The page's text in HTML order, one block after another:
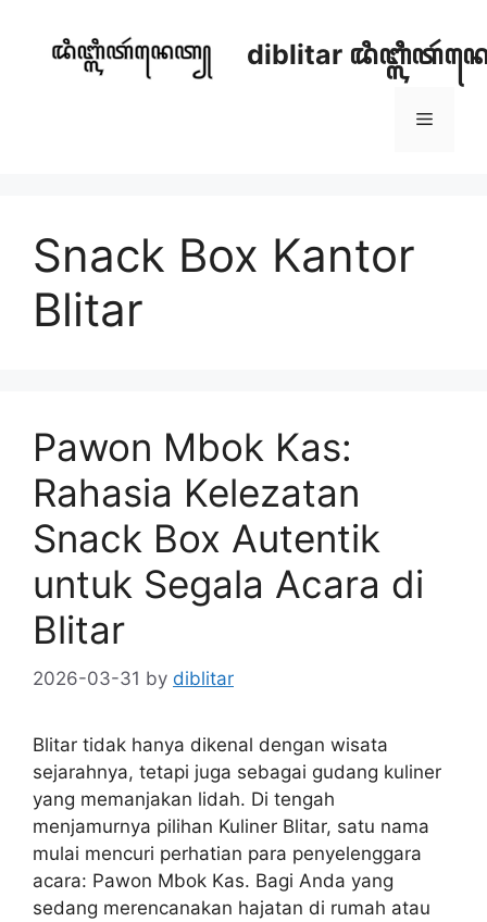
content
diblitar
Menu
Snack Box Kantor
Blitar
Pawon Mbok Kas:
Rahasia Kelezatan
Snack Box Autentik
untuk Segala Acara di
Blitar
2026-03-31 by diblitar
Blitar tidak hanya dikenal dengan wisata
sejarahnya, tetapi juga sebagai gudang kuliner
yang memanjakan lidah. Di tengah
menjamurnya pilihan Kuliner Blitar, satu nama
mulai mencuri perhatian para penyelenggara
acara: Pawon Mbok Kas. Bagi Anda yang
sedang merencanakan hajatan di rumah atau